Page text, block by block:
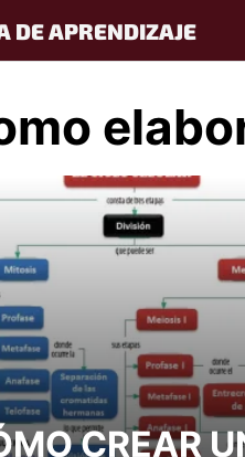
DE APRENDIZAJE
CREAR